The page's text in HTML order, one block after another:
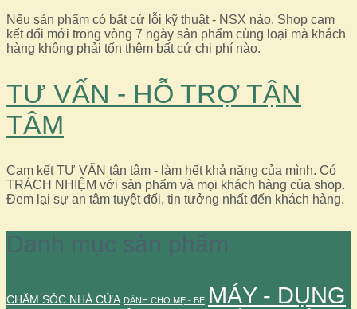
Nếu sản phẩm có bất cứ lỗi kỹ thuật - NSX nào. Shop cam
kết đổi mới trong vòng 7 ngày sản phẩm cùng loại mà khách
hàng không phải tốn thêm bất cứ chi phí nào.
TƯ VẤN - HỖ TRỢ TẬN
TÂM
Cam kết TƯ VẤN tận tâm - làm hết khả năng của mình. Có
TRÁCH NHIỆM với sản phẩm và mọi khách hàng của shop.
Đem lại sự an tâm tuyệt đối, tin tưởng nhất đến khách hàng.
Danh mục sản phẩm
CHĂM SÓC NHÀ CỬA DÀNH CHO MẸ - BÉ MÁY - DỤNG